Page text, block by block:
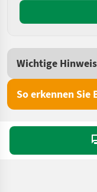
Wichtige
So erkennen Sie